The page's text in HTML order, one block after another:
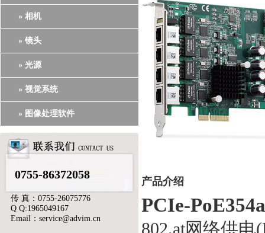
» 相机
» 镜头
» 光源
» 视觉系统
» 图像处理软件
0755-86372058
传 真：0755-26075776
Q Q:1965049167
Email：service@advim.cn
产品介绍
PCIe-
802.at网络供